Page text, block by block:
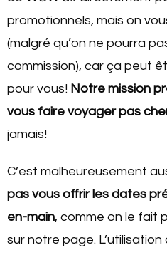
promotionnels, mais on
(malgré qu’on ne pourra
commission), car ça peut
pour vous! Notre mission
vous faire voyager pas
jamais!
C’est malheureusement
pas vous offrir les dates
en-main, comme on le fait
sur notre page.